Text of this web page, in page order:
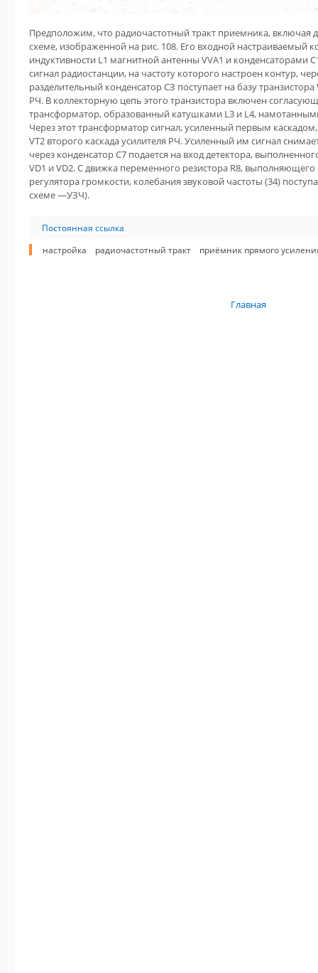
Предположим, что радиочастотный тракт приемника, включая
схеме, изображенной на рис. 108. Его входной настраиваемый
индуктивности L1 магнитной антенны VVA1 и
сигнал радиостанции, на частоту которого настроен контур,
разделительный конденсатор СЗ поступает на базу транзистора
РЧ. В коллекторную цепь этого транзистора включен
трансформатор, образованный катушками L3 и L4,
Через этот трансформатор сигнал, усиленный первым
VT2 второго каскада усилителя РЧ. Усиленный им сигнал
через конденсатор С7 подается на вход детектора,
VD1 и VD2. С движка переменного резистора R8, выполняющего
регулятора громкости, колебания звуковой частоты (34)
схеме —УЗЧ).
Постоянная ссылка
настройка
радиочастотный тракт приёмник прямого
Главная